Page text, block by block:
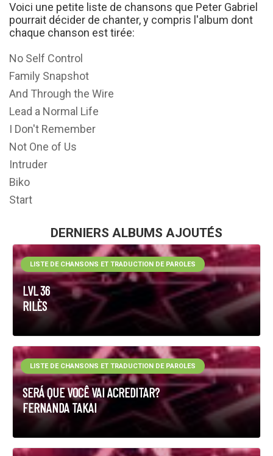
Voici une petite liste de chansons que Peter Gabriel
pourrait décider de chanter, y compris l'album dont
chaque chanson est tirée:
No Self Control
Family Snapshot
And Through the Wire
Lead a Normal Life
I Don't Remember
Not One of Us
Intruder
Biko
Start
DERNIERS ALBUMS AJOUTÉS
LVL 36
RILÈS
LISTE DE CHANSONS ET TRADUCTION DE PAROLES
SERÁ QUE VOCÊ VAI ACREDITAR?
FERNANDA TAKAI
LISTE DE CHANSONS ET TRADUCTION DE PAROLES